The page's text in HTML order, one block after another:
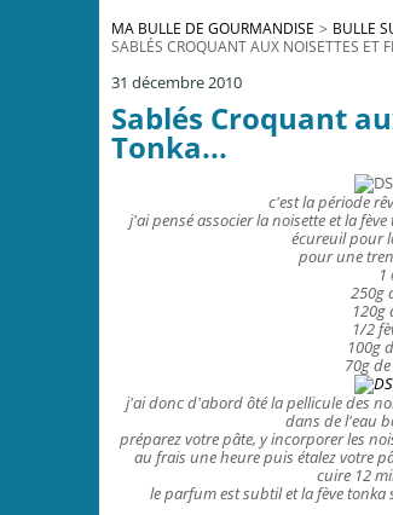
MA BULLE DE GOURMANDISE > BULLE
SABLÉS CROQUANT AUX NOISETTES ET
31 décembre 2010
Sablés Croquant
Tonka...
c'est la période
j'ai pensé associer la noisette et la
écureuil pour
pour une
1
250g
120g
1/2
100g
70g
j'ai donc d'abord ôté la pellicule des
dans de l'eau
préparez votre pâte, y incorporer les
au frais une heure puis étalez votre
cuire 12
le parfum est subtil et la fève tonka